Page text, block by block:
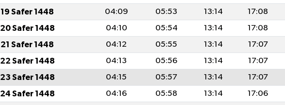
19 Safer 1448 04:09 05:53 13:14 17:08
20 Safer 1448 04:10 05:54 13:14 17:08
21 Safer 1448 04:12 05:55 13:14 17:07
22 Safer 1448 04:13 05:56 13:14 17:07
23 Safer 1448 04:15 05:57 13:14 17:07
24 Safer 1448 04:16 05:58 13:14 17:06